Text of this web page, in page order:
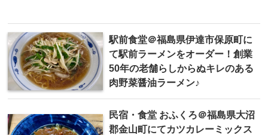
駅前食堂＠福島県伊達市保原町に
て駅前ラーメンをオーダー！創業
50年の老舗らしからぬキレのある
肉野菜醤油ラーメン♪
民宿・食堂 おふくろ＠福島県大沼
郡金山町にてカツカレーミックス